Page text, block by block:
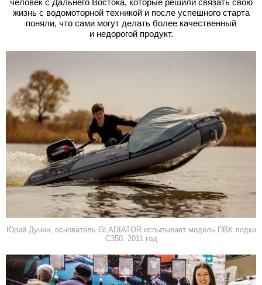
жизнь с водомоторной техникой и после успешного старта
поняли, что сами могут делать более качественный
и недорогой продукт.
Юрий Дунин, основатель GLADIATOR испытывает модель ПВХ лодки
C350, 2011 год